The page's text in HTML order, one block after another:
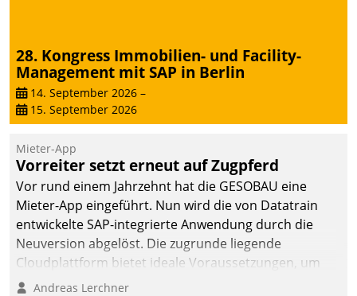
28. Kongress Immobilien- und Facility-
Management mit SAP in Berlin
14. September 2026 –
15. September 2026
Mieter-App
Vorreiter setzt erneut auf Zugpferd
Vor rund einem Jahrzehnt hat die GESOBAU eine
Mieter-App eingeführt. Nun wird die von Datatrain
entwickelte SAP-integrierte Anwendung durch die
Neuversion abgelöst. Die zugrunde liegende
Cloudplattform bietet ideale Voraussetzungen, um
die Funktionalität der App zu erweitern und weitere
Andreas Lerchner